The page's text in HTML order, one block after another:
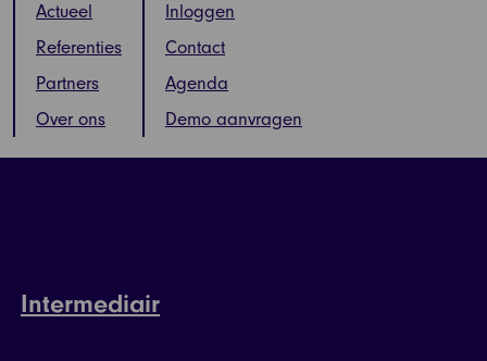
Actueel
Referenties
Partners
Over ons
Inloggen
Contact
Agenda
Demo aanvragen
Intermediair